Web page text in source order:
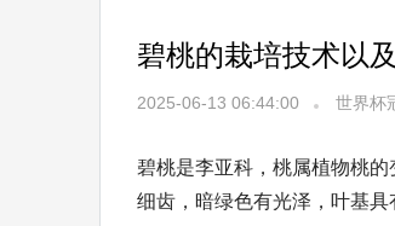
碧桃的栽培技术以
2025-06-13 06:44:00 世界杯
碧桃是李亚科，桃属植物桃
细齿，暗绿色有光泽，叶基具